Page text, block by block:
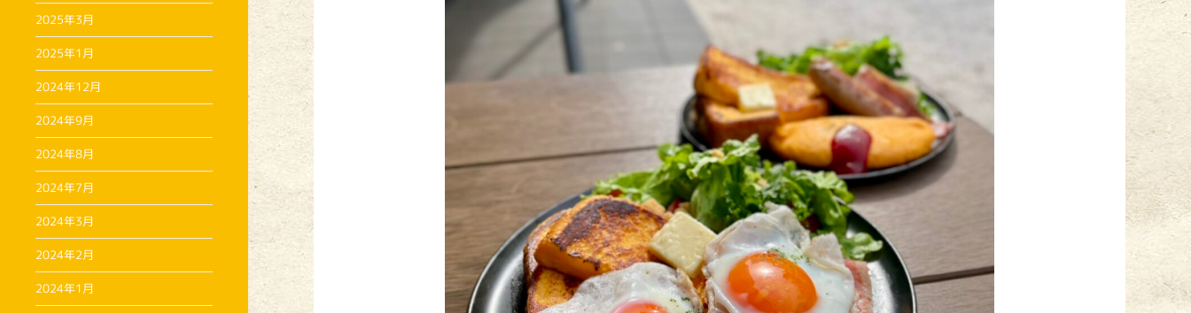
2025年3月
2025年1月
2024年12月
2024年9月
2024年8月
2024年7月
2024年3月
2024年2月
2024年1月